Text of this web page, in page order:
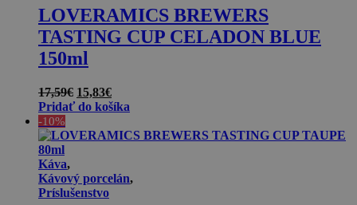
LOVERAMICS BREWERS
TASTING CUP CELADON BLUE
150ml
17,59€ Pôvodná
cena
17,59€.
15,83€Aktuálna
cena
15,83€.
Pridať do košíka
-10%
Káva,
Kávový porcelán,
Príslušenstvo